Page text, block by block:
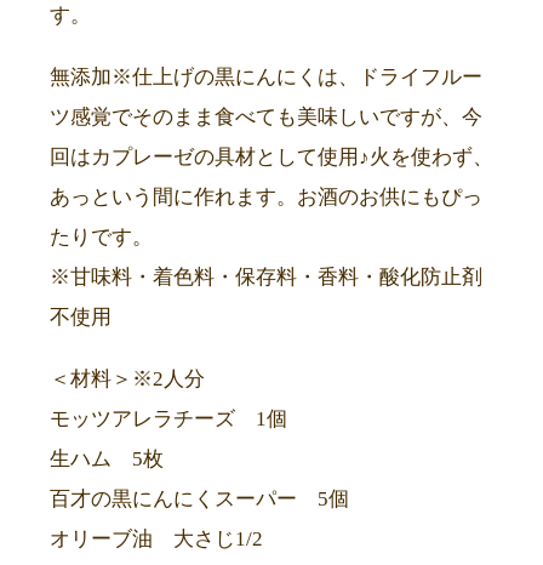
す。
無添加※仕上げの黒にんにくは、ドライフルー
ツ感覚でそのまま食べても美味しいですが、今
回はカプレーゼの具材として使用♪火を使わず、
あっという間に作れます。お酒のお供にもぴっ
たりです。
※甘味料・着色料・保存料・香料・酸化防止剤
不使用
＜材料＞※2人分
モッツアレラチーズ 1個
生ハム 5枚
百才の黒にんにくスーパー 5個
オリーブ油 大さじ1/2